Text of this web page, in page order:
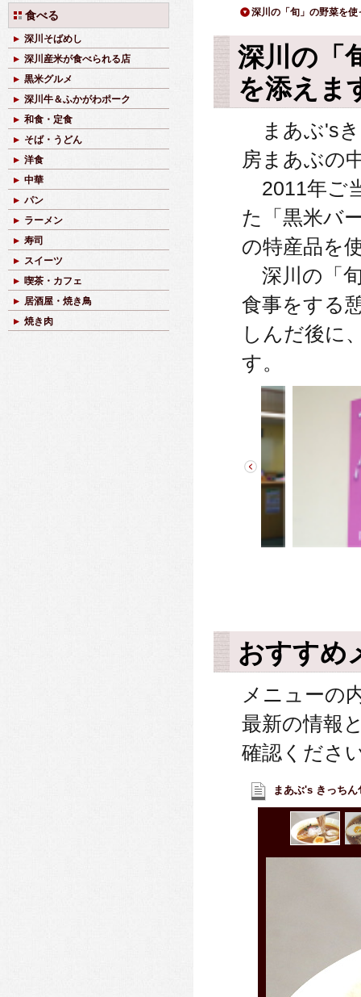
深川の「旬」の野菜を
深川の「
を添えま
まあぶ'sき
房まあぶの
2011年ご
た「黒米バ
の特産品を
深川の「
食事をする
しんだ後に
す。
おすすめ
メニューの
最新の情報
確認くださ
まあぶ's きっち
食べる
深川そばめし
深川産米が食べられる店
黒米グルメ
深川牛＆ふかがわポーク
和食・定食
そば・うどん
洋食
中華
パン
ラーメン
寿司
スイーツ
喫茶・カフェ
居酒屋・焼き鳥
焼き肉